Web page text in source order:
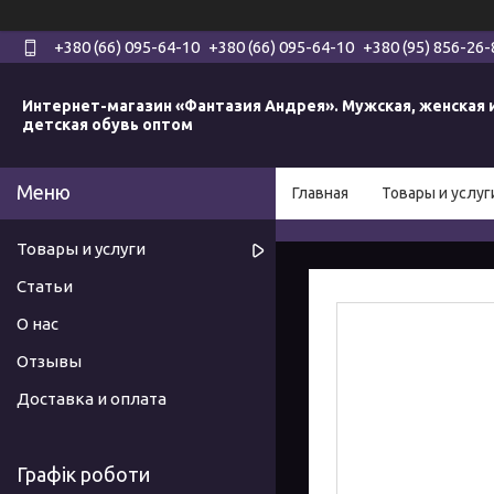
+380 (66) 095-64-10 +380 (66) 095-64-10 +380 (95) 856-26-
Интернет-магазин «Фантазия Андрея». Мужская, женская
детская обувь оптом
Главная Товары и
Товары и услуги
Статьи
О нас
Отзывы
Доставка и оплата
Графік роботи